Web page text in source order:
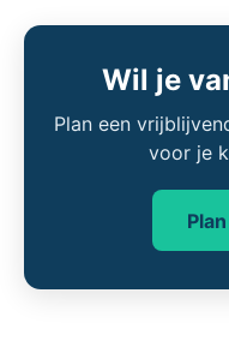
Wil je
Plan een
voor je